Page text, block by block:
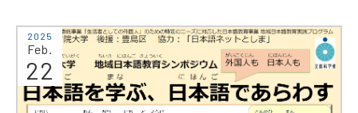
2025
Feb.
22